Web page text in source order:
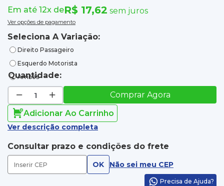
Em até 12x deR$ 17,62 sem juros
Ver opções de pagamento
Seleciona A Variação:
Direito Passageiro
Esquerdo Motorista
Ambos
Quantidade:
Comprar Agora
Adicionar Ao Carrinho
Ver descrição completa
Consultar prazo e condições do frete
OK Não sei meu CEP
Precisa de Ajuda?